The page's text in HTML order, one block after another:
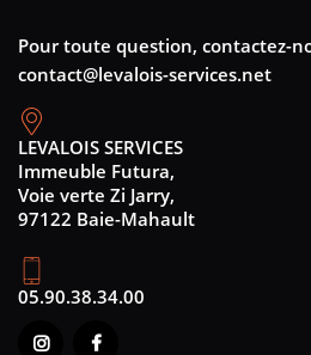
Pour toute question, contactez-
contact@levalois-services.net
LEVALOIS SERVICES
Immeuble Futura,
Voie verte Zi Jarry,
97122 Baie-Mahault
05.90.38.34.00